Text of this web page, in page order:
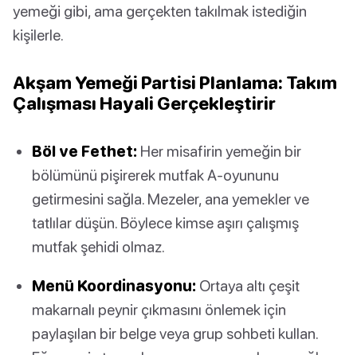
yemeği gibi, ama gerçekten takılmak istediğin
kişilerle.
Akşam Yemeği Partisi Planlama: Takım
Çalışması Hayali Gerçekleştirir
Böl ve Fethet: Her misafirin yemeğin bir
bölümünü pişirerek mutfak A-oyununu
getirmesini sağla. Mezeler, ana yemekler ve
tatlılar düşün. Böylece kimse aşırı çalışmış
mutfak şehidi olmaz.
Menü Koordinasyonu: Ortaya altı çeşit
makarnalı peynir çıkmasını önlemek için
paylaşılan bir belge veya grup sohbeti kullan.